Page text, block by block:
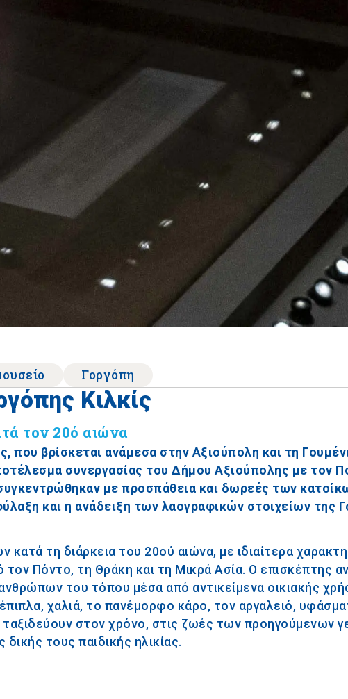
Γοργόπη
Κιλκίς
τον 20ό αιώνα
που βρίσκεται ανάμεσα στην Αξιούπολη και τη
συνεργασίας του Δήμου Αξιούπολης με τον
με προσπάθεια και δωρεές των
και η ανάδειξη των λαογραφικών στοιχείων της
τη διάρκεια του 20ού αιώνα, με ιδιαίτερα
Πόντο, τη Θράκη και τη Μικρά Ασία. Ο επισκέπτης
του τόπου μέσα από αντικείμενα οικιακής
χαλιά, το πανέμορφο κάρο, τον αργαλειό,
ταξιδεύουν στον χρόνο, στις ζωές των προηγούμενων
τους παιδικής ηλικίας.